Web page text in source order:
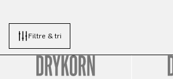
Filtre & tri